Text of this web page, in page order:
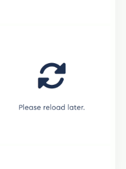
2026年07月18